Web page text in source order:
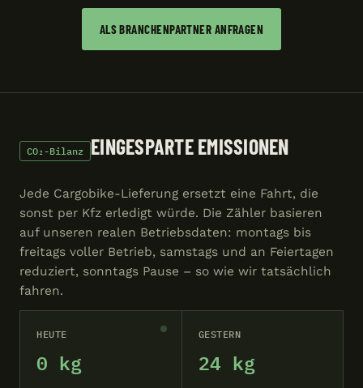
ALS BRANCHENPARTNER ANFRAGEN
CO₂-Bilanz EINGESPARTE EMISSIONEN
Jede Cargobike-Lieferung ersetzt eine Fahrt, die
sonst per Kfz erledigt würde. Die Zähler basieren
auf unseren realen Betriebsdaten: montags bis
freitags voller Betrieb, samstags und an Feiertagen
reduziert, sonntags Pause – so wie wir tatsächlich
fahren.
HEUTE
0 kg
GESTERN
24 kg